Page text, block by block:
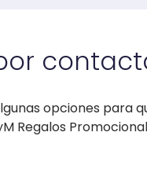
opciones para
Regalos